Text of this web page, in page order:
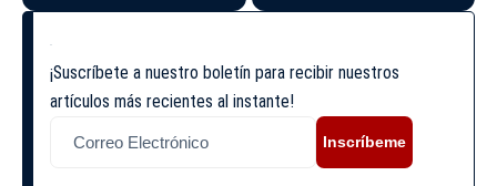
¡Suscríbete a nuestro boletín para recibir nuestros
artículos más recientes al instante!
Inscríbeme